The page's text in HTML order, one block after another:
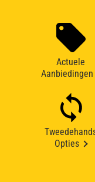
Actuele
Aanbiedingen
Opties